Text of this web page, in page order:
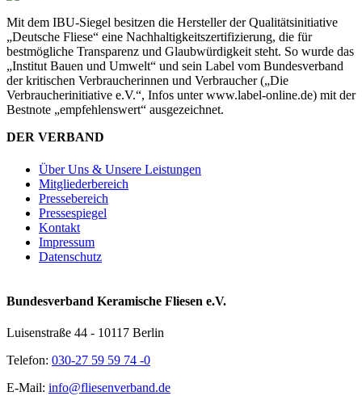
Mit dem IBU-Siegel besitzen die Hersteller der Qualitätsinitiative
„Deutsche Fliese“ eine Nachhaltigkeitszertifizierung, die für
bestmögliche Transparenz und Glaubwürdigkeit steht. So wurde das
„Institut Bauen und Umwelt“ und sein Label vom Bundesverband
der kritischen Verbraucherinnen und Verbraucher („Die
Verbraucherinitiative e.V.“, Infos unter www.label-online.de) mit der
Bestnote „empfehlenswert“ ausgezeichnet.
DER VERBAND
Über Uns & Unsere Leistungen
Mitgliederbereich
Pressebereich
Pressespiegel
Kontakt
Impressum
Datenschutz
Bundesverband Keramische Fliesen e.V.
Luisenstraße 44 - 10117 Berlin
Telefon: 030-27 59 59 74 -0
E-Mail: info@fliesenverband.de